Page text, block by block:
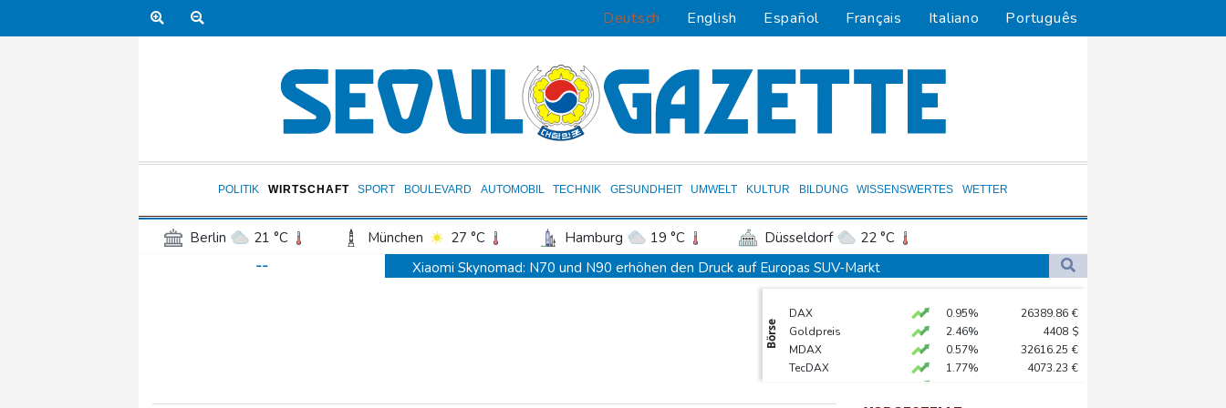
Deutsch English Español Français Italiano Português
POLITIK WIRTSCHAFT SPORT BOULEVARD AUTOMOBIL TECHNIK GESUNDHEIT UMWELT KULTUR BILDUNG WISSENSWERTES WETTER
Berlin 21 °C München 27 °C Hamburg 19 °C Düsseldorf
22 °C
Frankfurt am Main
Potsdam 22 °C Leipzig 25 °C Dortmund
Bremen
Wien
--
Xiaomi Skynomad: N70 und N90 erhöhen den Druck auf Europas SUV-Markt
Papst Leo XIV. will bei Frankreich-Besuch Missbrauchsopfer treffen
Nationaler Sicherheitsrat mit Merz tagt zu Drohnenvorfall in Leipzig
Kabel der Deutschen Bahn beschädigt: Kölner Staatsschutz ermittelt wegen Sabotage
Börse
DAX 0.95% 26389.86 €
Goldpreis
2.46% 4408 $
MDAX
0.57% 32616.25 €
TecDAX
1.77% 4073.23 €
SDAX
0.83%